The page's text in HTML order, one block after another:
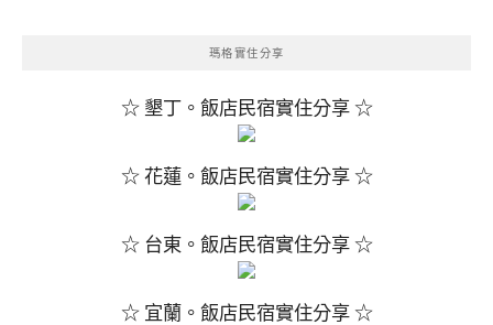
瑪格實住分享
☆ 墾丁。飯店民宿實住分享 ☆
☆ 花蓮。飯店民宿實住分享 ☆
☆ 台東。飯店民宿實住分享 ☆
☆ 宜蘭。飯店民宿實住分享 ☆